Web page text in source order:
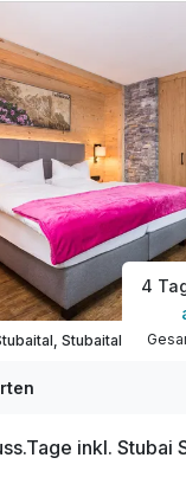
Oktober
Stubaital
4
inkl. Stubai